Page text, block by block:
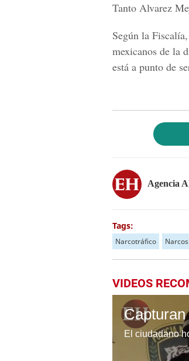
Tanto Alvarez
Según la
mexicanos de la
está a punto de
Agencia
Tags:
Narcotráfico Narcos
VIDEOS